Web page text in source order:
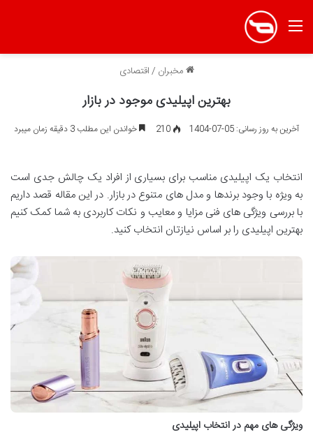
منو
مخبران /اقتصادی
بهترین اپیلیدی موجود در بازار
آخرین به روز رسانی: 05-07-1404 210 خواندن این مطلب 3 دقیقه زمان میبرد
انتخاب یک اپیلیدی مناسب برای بسیاری از افراد یک چالش جدی است
به ویژه با وجود برندها و مدل های متنوع در بازار. در این مقاله قصد داریم
با بررسی ویژگی های فنی مزایا و معایب و نکات کاربردی به شما کمک کنیم
بهترین اپیلیدی را بر اساس نیازتان انتخاب کنید.
ویژگی های مهم در انتخاب اپیلیدی